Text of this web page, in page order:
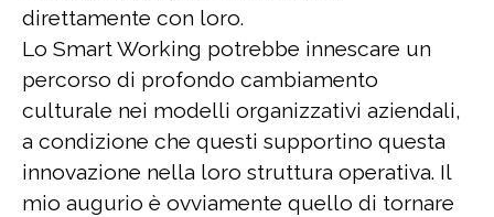
direttamente con loro.
Lo Smart Working potrebbe innescare un
percorso di profondo cambiamento
culturale nei modelli organizzativi aziendali,
a condizione che questi supportino questa
innovazione nella loro struttura operativa. Il
mio augurio è ovviamente quello di tornare